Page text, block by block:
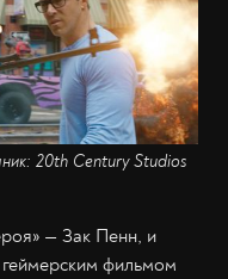
20th Century Studios
— Зак Пенн, и
фильмом